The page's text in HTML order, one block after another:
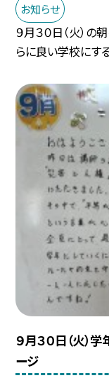
お知らせ
９月３０日（火）
らに良い学校にす
９月３０日（火）
ージ